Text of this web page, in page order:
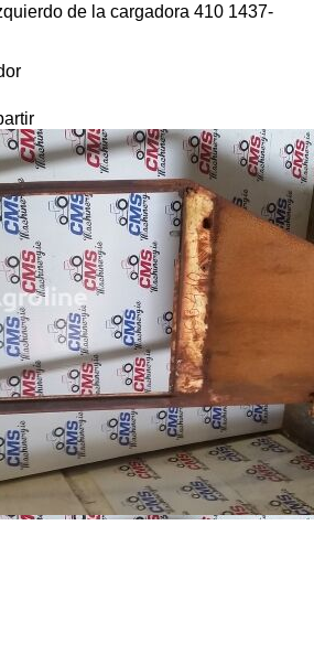
de la cargadora 410 1437-